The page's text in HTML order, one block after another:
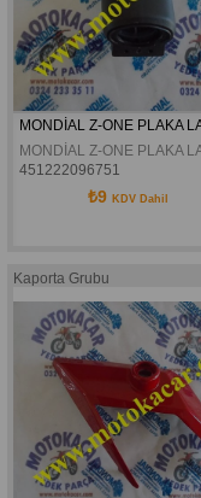
451222096751
₺9 KDV Dahil
Kaporta Grubu